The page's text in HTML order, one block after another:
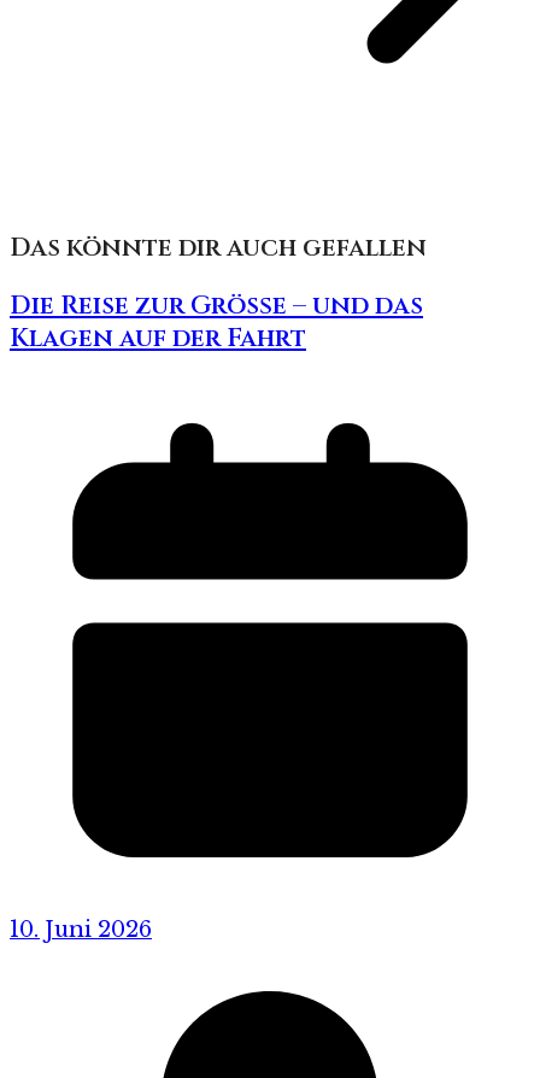
Das könnte dir auch gefallen
Die Reise zur Größe – und das
Klagen auf der Fahrt
10. Juni 2026